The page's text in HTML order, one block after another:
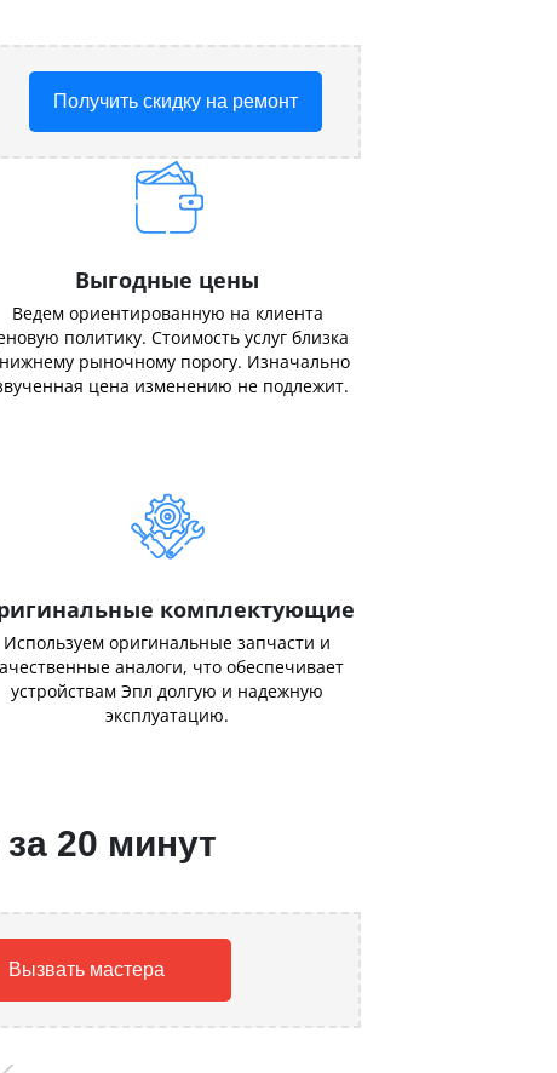
Получить скидку на ремонт
Выгодные цены
Ведем ориентированную на клиента
политику. Стоимость услуг близка
рыночному порогу. Изначально
цена изменению не подлежит.
комплектующие
Используем оригинальные запчасти и
аналоги, что обеспечивает
устройствам Эпл долгую и надежную
эксплуатацию.
20 минут
Вызвать мастера